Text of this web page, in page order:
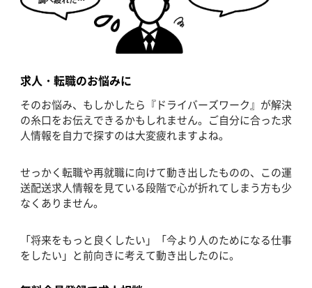
求人・転職のお悩みに
そのお悩み、もしかしたら『ドライバーズワーク』が解決
の糸口をお伝えできるかもしれません。ご自分に合った求
人情報を自力で探すのは大変疲れますよね。
せっかく転職や再就職に向けて動き出したものの、この運
送配送求人情報を見ている段階で心が折れてしまう方も少
なくありません。
「将来をもっと良くしたい」「今より人のためになる仕事
をしたい」と前向きに考えて動き出したのに。